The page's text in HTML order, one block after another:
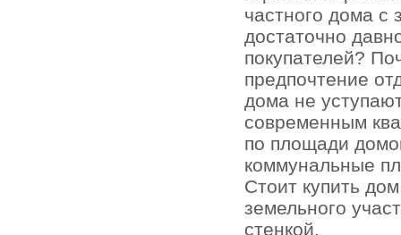
частного дома с
достаточно
покупателей?
предпочтение
дома не
современным
по площади
коммунальные
Стоит купить
земельного
стенкой.